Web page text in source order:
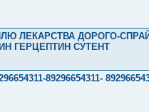
ЛЕКАРСТВА ДОРОГО-
ГЕРЦЕПТИН СУТЕНТ
89296654311-